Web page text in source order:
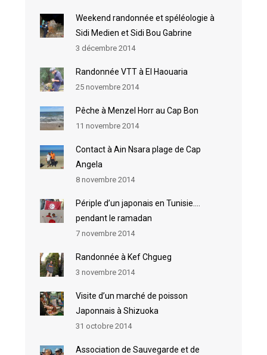
Weekend randonnée et spéléologie à
Sidi Medien et Sidi Bou Gabrine
3 décembre 2014
Randonnée VTT à El Haouaria
25 novembre 2014
Pêche à Menzel Horr au Cap Bon
11 novembre 2014
Contact à Ain Nsara plage de Cap
Angela
8 novembre 2014
Périple d’un japonais en Tunisie….
pendant le ramadan
7 novembre 2014
Randonnée à Kef Chgueg
3 novembre 2014
Visite d’un marché de poisson
Japonnais à Shizuoka
31 octobre 2014
Association de Sauvegarde et de